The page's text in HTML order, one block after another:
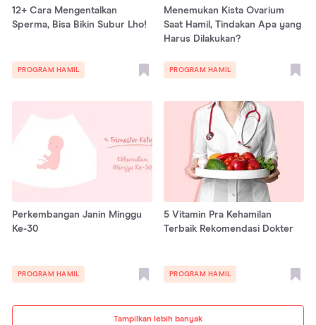
Tampilkan lebih banyak
12+ Cara Mengentalkan
Sperma, Bisa Bikin Subur Lho!
PROGRAM HAMIL
Menemukan Kista Ovarium
Saat Hamil, Tindakan Apa yang
Harus Dilakukan?
PROGRAM HAMIL
Perkembangan Janin Minggu
Ke-30
PROGRAM HAMIL
5 Vitamin Pra Kehamilan
Terbaik Rekomendasi Dokter
PROGRAM HAMIL